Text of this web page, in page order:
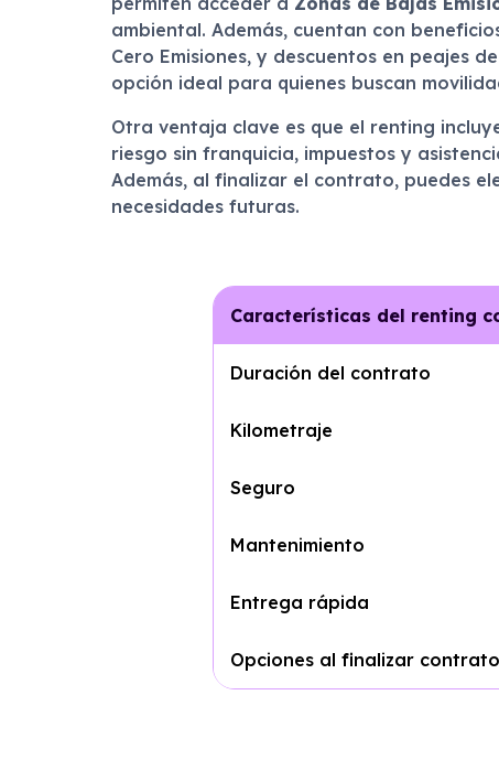
ambiental. Además, cuentan con
Cero Emisiones, y descuentos en peajes
opción ideal para quienes buscan
Otra ventaja clave es que el renting
riesgo sin franquicia, impuestos y
Además, al finalizar el contrato, puedes
necesidades futuras.
Características del renting
Duración del contrato
Kilometraje
Seguro
Mantenimiento
Entrega rápida
Opciones al finalizar contrato